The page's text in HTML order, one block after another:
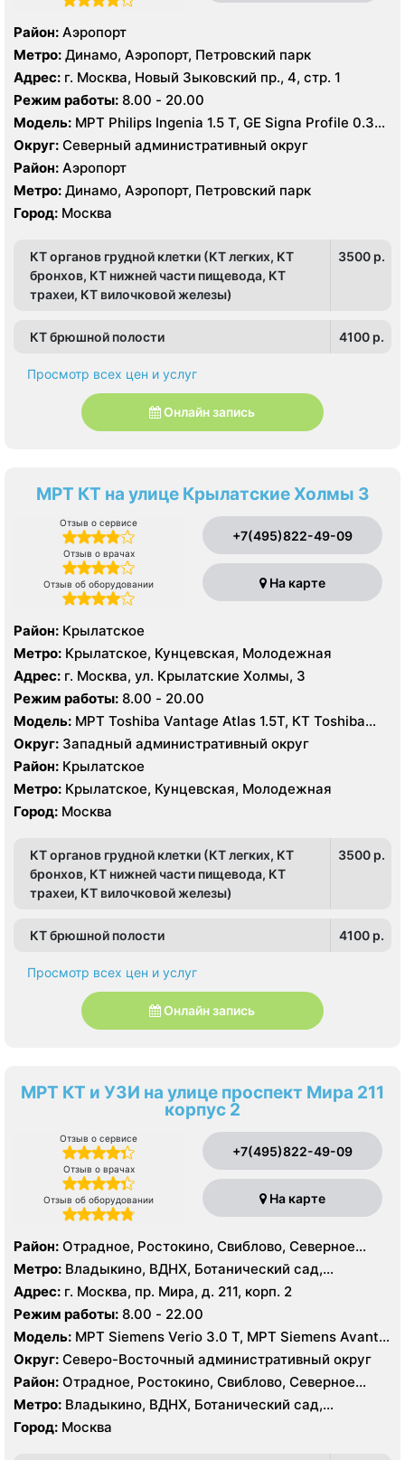
Район: Аэропорт
Метро: Динамо, Аэропорт, Петровский парк
Адрес: г. Москва, Новый Зыковский пр., 4, стр. 1
Режим работы: 8.00 - 20.00
Модель: МРТ Philips Ingenia 1.5 Т, GE Signa Profile 0.35
Т, КТ Toshiba Aquilion 64 среза, УЗИ GE Logiq 8
Округ: Северный административный округ
Район: Аэропорт
Метро: Динамо, Аэропорт, Петровский парк
Город: Москва
КТ органов грудной клетки (КТ легких, КТ
бронхов, КТ нижней части пищевода, КТ
трахеи, КТ вилочковой железы)
3500 p.
КТ брюшной полости 4100 p.
Просмотр всех цен и услуг
Онлайн запись
МРТ КТ на улице Крылатские Холмы 3
Отзыв о сервисе
Отзыв о врачах
Отзыв об оборудовании
+7(495)822-49-09
На карте
Район: Крылатское
Метро: Крылатское, Кунцевская, Молодежная
Адрес: г. Москва, ул. Крылатские Холмы, 3
Режим работы: 8.00 - 20.00
Модель: МРТ Toshiba Vantage Atlas 1.5Т, КТ Toshiba
Aquilion 64 среза
Округ: Западный административный округ
Район: Крылатское
Метро: Крылатское, Кунцевская, Молодежная
Город: Москва
КТ органов грудной клетки (КТ легких, КТ
бронхов, КТ нижней части пищевода, КТ
трахеи, КТ вилочковой железы)
3500 p.
КТ брюшной полости 4100 p.
Просмотр всех цен и услуг
Онлайн запись
МРТ КТ и УЗИ на улице проспект Мира 211
корпус 2
Отзыв о сервисе
Отзыв о врачах
Отзыв об оборудовании
+7(495)822-49-09
На карте
Район: Отрадное, Ростокино, Свиблово, Северное
Медведково, Южное Медведково, Ярославский
Метро: Владыкино, ВДНХ, Ботанический сад,
Белокаменная , Бабушкинская, Отрадное, Ростокино,
Свиблово
Адрес: г. Москва, пр. Мира, д. 211, корп. 2
Режим работы: 8.00 - 22.00
Модель: МРТ Siemens Verio 3.0 Т, МРТ Siemens Avanta
1.5 Т, КТ Siemens Somatom Definition 256 срезов, УЗИ
Esaote MyLab 70
Округ: Северо-Восточный административный округ
Район: Отрадное, Ростокино, Свиблово, Северное
Медведково, Южное Медведково, Ярославский
Метро: Владыкино, ВДНХ, Ботанический сад,
Белокаменная , Бабушкинская, Отрадное, Ростокино,
Свиблово
Город: Москва